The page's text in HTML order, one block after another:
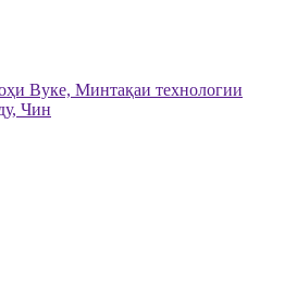
Вуке, Минтақаи технологии
Чин